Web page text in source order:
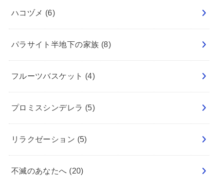
ハコヅメ (6)
パラサイト半地下の家族 (8)
フルーツバスケット (4)
プロミスシンデレラ (5)
リラクゼーション (5)
不滅のあなたへ (20)